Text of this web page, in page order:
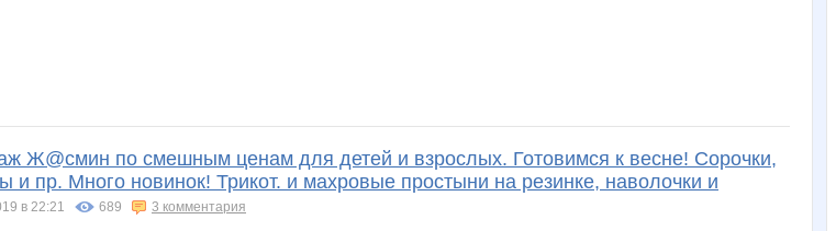
Ж@смин по смешным ценам для детей и взрослых. Готовимся к весне! Сорочки,
пр. Много новинок! Трикот. и махровые простыни на резинке, наволочки и
в 22:21 689 3 комментария